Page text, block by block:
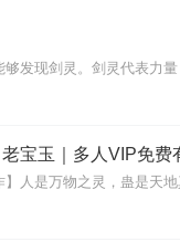
宝玉｜多人VIP免费